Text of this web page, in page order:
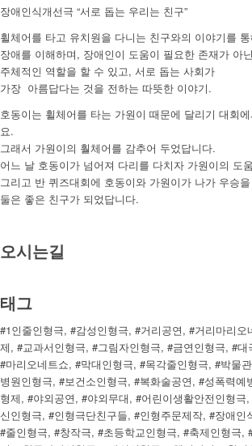
장애인식개선극 “서로 돕는 우리는 친구”
휠체어를 타고 유치원을 다니는 친구와의 이야기를 통
장애를 이해하며, 장애인이 도움이 필요한 존재가 아닌
주체적인 역할을 할 수 있고, 서로 돕는 사회가
가장 아름답다는 것을 전하는 따뜻한 이야기.
호동이는 휠체어를 타는 가원이 때문에 달리기 대회
요.
그래서 가원이의 훨체어를 감추어 두었답니다.
어느 날 호동이가 넘어져 다리를 다치자 가원이의 도
그리고 반 퀴즈대회에 호동이와 가원이가 나가 우승
둘은 좋은 친구가 되었답니다.
오시는길
태그
#1인줄인형극, #감성인형극, #거리공연, #거리마리오
제, #교과서인형극, #그림자인형극, #금연인형극, #
#마리오네트쇼, #막대인형극, #목각줄인형극, #박물
병원인형극, #보건소인형극, #복화술공연, #성폭력예
형제, #야외공연, #야외무대, #어린이생활안전인형극
신인형극, #인형극단친구들, #인형주문제작, #장애인
#줄인형극, #창작극, #초등학교인형극, #축제인형극,